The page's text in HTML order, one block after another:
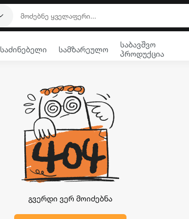
საძინებელი სამზარეულო
საბავშვო
პროდუქცია
გვერდი ვერ მოიძებნა